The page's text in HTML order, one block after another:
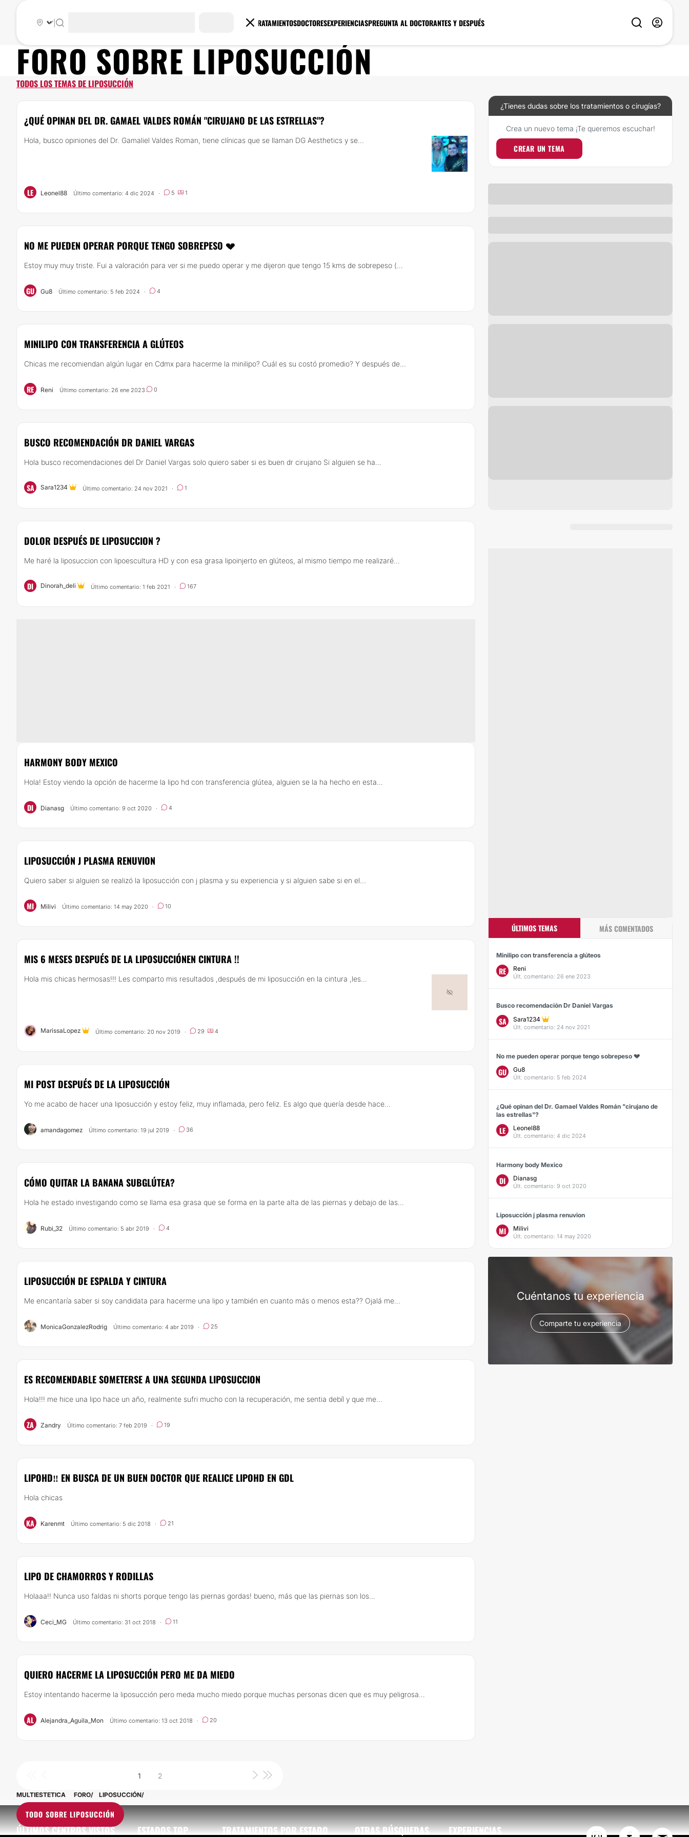
TRATAMIENTOSDOCTORESEXPERIENCIASPREGUNTA AL DOCTORANTES Y DESPUÉS
|
FORO SOBRELIPOSUCCIÓN
TODOS LOS TEMAS DE LIPOSUCCIÓN
¿QUÉ OPINAN DEL DR. GAMAEL VALDES ROMÁN "CIRUJANO DE LAS ESTRELLAS"?
Hola, busco opiniones del Dr. Gamaliel Valdes Roman, tiene clínicas que se llaman DG Aesthetics y se...
LE Leonel88 Último comentario: 4 dic 2024 · 5 1
NO ME PUEDEN OPERAR PORQUE TENGO SOBREPESO 💔
Estoy muy muy triste. Fui a valoración para ver si me puedo operar y me dijeron que tengo 15 kms de sobrepeso (...
GU Gu8 Último comentario: 5 feb 2024 · 4
MINILIPO CON TRANSFERENCIA A GLÚTEOS
Chicas me recomiendan algún lugar en Cdmx para hacerme la minilipo? Cuál es su costó promedio? Y después de...
RE Reni Último comentario: 26 ene 2023 0
BUSCO RECOMENDACIÓN DR DANIEL VARGAS
Hola busco recomendaciones del Dr Daniel Vargas solo quiero saber si es buen dr cirujano Si alguien se ha...
SA Sara1234 Último comentario: 24 nov 2021 · 1
DOLOR DESPUÉS DE LIPOSUCCION ?
Me haré la liposuccion con lipoescultura HD y con esa grasa lipoinjerto en glúteos, al mismo tiempo me realizaré...
DI Dinorah_deli Último comentario: 1 feb 2021 · 167
HARMONY BODY MEXICO
Hola! Estoy viendo la opción de hacerme la lipo hd con transferencia glútea, alguien se la ha hecho en esta...
DI Dianasg Último comentario: 9 oct 2020 · 4
LIPOSUCCIÓN J PLASMA RENUVION
Quiero saber si alguien se realizó la liposucción con j plasma y su experiencia y si alguien sabe si en el...
MI Milivi Último comentario: 14 may 2020 · 10
MIS 6 MESES DESPUÉS DE LA LIPOSUCCIÓNEN CINTURA !!
Hola mis chicas hermosas!!! Les comparto mis resultados ,después de mi liposucción en la cintura ,les...
MarissaLopez Último comentario: 20 nov 2019 · 29 4
MI POST DESPUÉS DE LA LIPOSUCCIÓN
Yo me acabo de hacer una liposucción y estoy feliz, muy inflamada, pero feliz. Es algo que quería desde hace...
amandagomez Último comentario: 19 jul 2019 · 36
CÓMO QUITAR LA BANANA SUBGLÚTEA?
Hola he estado investigando como se llama esa grasa que se forma en la parte alta de las piernas y debajo de las...
Rubi_32 Último comentario: 5 abr 2019 · 4
LIPOSUCCIÓN DE ESPALDA Y CINTURA
Me encantaría saber si soy candidata para hacerme una lipo y también en cuanto más o menos esta?? Ojalá me...
MonicaGonzalezRodrig Último comentario: 4 abr 2019 · 25
ES RECOMENDABLE SOMETERSE A UNA SEGUNDA LIPOSUCCION
Hola!!! me hice una lipo hace un año, realmente sufri mucho con la recuperación, me sentia debíl y que me...
ZA Zandry Último comentario: 7 feb 2019 · 19
LIPOHD‼️ EN BUSCA DE UN BUEN DOCTOR QUE REALICE LIPOHD EN GDL
Hola chicas
KA Karenmt Último comentario: 5 dic 2018 · 21
LIPO DE CHAMORROS Y RODILLAS
Holaaa!! Nunca uso faldas ni shorts porque tengo las piernas gordas! bueno, más que las piernas son los...
Ceci_MG Último comentario: 31 oct 2018 · 11
QUIERO HACERME LA LIPOSUCCIÓN PERO ME DA MIEDO
Estoy intentando hacerme la liposucción pero meda mucho miedo porque muchas personas dicen que es muy peligrosa...
AL Alejandra_Aguila_Mon Último comentario: 13 oct 2018 · 20
¿Tienes dudas sobre los tratamientos o cirugías?
Crea un nuevo tema ¡Te queremos escuchar!
CREAR UN TEMA
ÚLTIMOS TEMAS MÁS COMENTADOS
Minilipo con transferencia a glúteos
RE Reni
Últ. comentario: 26 ene 2023
Busco recomendación Dr Daniel Vargas
SA Sara1234
Últ. comentario: 24 nov 2021
No me pueden operar porque tengo sobrepeso 💔
GU Gu8
Últ. comentario: 5 feb 2024
¿Qué opinan del Dr. Gamael Valdes Román "cirujano de
las estrellas"?
LE Leonel88
Últ. comentario: 4 dic 2024
Harmony body Mexico
DI Dianasg
Últ. comentario: 9 oct 2020
Liposucción j plasma renuvion
MI Milivi
Últ. comentario: 14 may 2020
Cuéntanos tu experiencia
Comparte tu experiencia
1 2
TODO SOBRE LIPOSUCCIÓN
MULTIESTETICA FORO LIPOSUCCIÓN
ÚLTIMOS CENTROS VISTOS ESTADOS TOP TRATAMIENTOS POR ESTADO OTRAS BÚSQUEDAS EXPERIENCIAS